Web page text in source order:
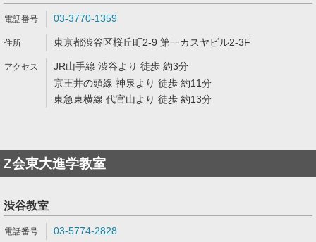
03-3770-1359
東京都渋谷区桜丘町2-9 第一カスヤビル2-3F
JR山手線 渋谷より 徒歩 約3分
京王井の頭線 神泉より 徒歩 約11分
東急東横線 代官山より 徒歩 約13分
Z会東大進学教室
渋谷教室
03-5774-2828